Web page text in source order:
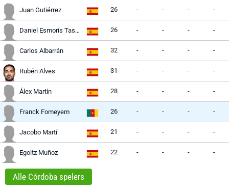
Juan Gutiérrez 26 - - - -
Daniel Esmorís Tasende 26 - - - -
Carlos Albarrán 32 - - - -
Rubén Alves 31 - - - -
Álex Martín 28 - - - -
Franck Fomeyem 26 - - - -
Jacobo Martí 21 - - - -
Egoitz Muñoz 22 - - - -
Alle Córdoba spelers